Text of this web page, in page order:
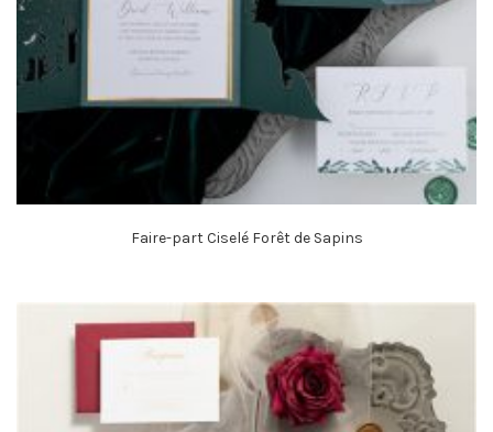
Faire-part Ciselé Forêt de Sapins